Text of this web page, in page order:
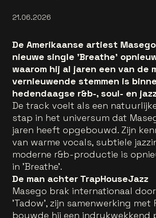
21.06.2026
De Amerikaanse artiest
nieuwe single 'Breathe'
waarom hij al jaren een van de
vernieuwende stemmen is
hedendaagse r&b-, soul- en
De track voelt als een
stap in het universum dat
jaren heeft opgebouwd. Zijn
van warme vocals, subtiele
moderne r&b-productie is
in 'Breathe'.
De man achter TrapHouseJazz
Masego brak internationaal
'Tadow', zijn samenwerking met
bouwde hij een indrukwekkend